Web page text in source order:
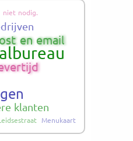
niet nodig.
en email
klanten
Menukaart